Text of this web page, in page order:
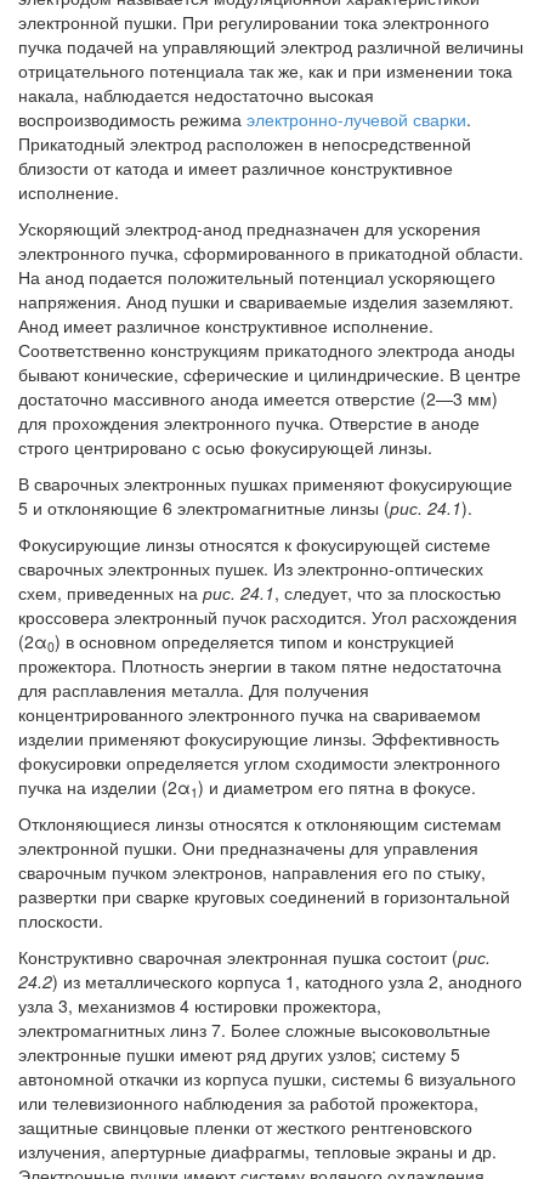
электронной пушки. При регулировании тока электронного
пучка подачей на управляющий электрод различной величины
отрицательного потенциала так же, как и при изменении тока
накала, наблюдается недостаточно высокая
воспроизводимость режима электронно-лучевой сварки.
Прикатодный электрод расположен в непосредственной
близости от катода и имеет различное конструктивное
исполнение.
Ускоряющий электрод-анод предназначен для ускорения
электронного пучка, сформированного в прикатодной области.
На анод подается положительный потенциал ускоряющего
напряжения. Анод пушки и свариваемые изделия заземляют.
Анод имеет различное конструктивное исполнение.
Соответственно конструкциям прикатодного электрода аноды
бывают конические, сферические и цилиндрические. В центре
достаточно массивного анода имеется отверстие (2—3 мм)
для прохождения электронного пучка. Отверстие в аноде
строго центрировано с осью фокусирующей линзы.
В сварочных электронных пушках применяют фокусирующие
5 и отклоняющие 6 электромагнитные линзы (рис. 24.1).
Фокусирующие линзы относятся к фокусирующей системе
сварочных электронных пушек. Из электронно-оптических
схем, приведенных на рис. 24.1, следует, что за плоскостью
кроссовера электронный пучок расходится. Угол расхождения
(2α0) в основном определяется типом и конструкцией
прожектора. Плотность энергии в таком пятне недостаточна
для расплавления металла. Для получения
концентрированного электронного пучка на свариваемом
изделии применяют фокусирующие линзы. Эффективность
фокусировки определяется углом сходимости электронного
пучка на изделии (2α1) и диаметром его пятна в фокусе.
Отклоняющиеся линзы относятся к отклоняющим системам
электронной пушки. Они предназначены для управления
сварочным пучком электронов, направления его по стыку,
развертки при сварке круговых соединений в горизонтальной
плоскости.
Конструктивно сварочная электронная пушка состоит (рис.
24.2) из металлического корпуса 1, катодного узла 2, анодного
узла 3, механизмов 4 юстировки прожектора,
электромагнитных линз 7. Более сложные высоковольтные
электронные пушки имеют ряд других узлов; систему 5
автономной откачки из корпуса пушки, системы 6 визуального
или телевизионного наблюдения за работой прожектора,
защитные свинцовые пленки от жесткого рентгеновского
излучения, апертурные диафрагмы, тепловые экраны и др.